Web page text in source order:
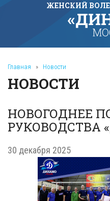
ЖЕНСКИЙ
Главная » Новости
НОВОСТИ
НОВОГОДНЕЕ
РУКОВОДСТВА
30 декабря 2025